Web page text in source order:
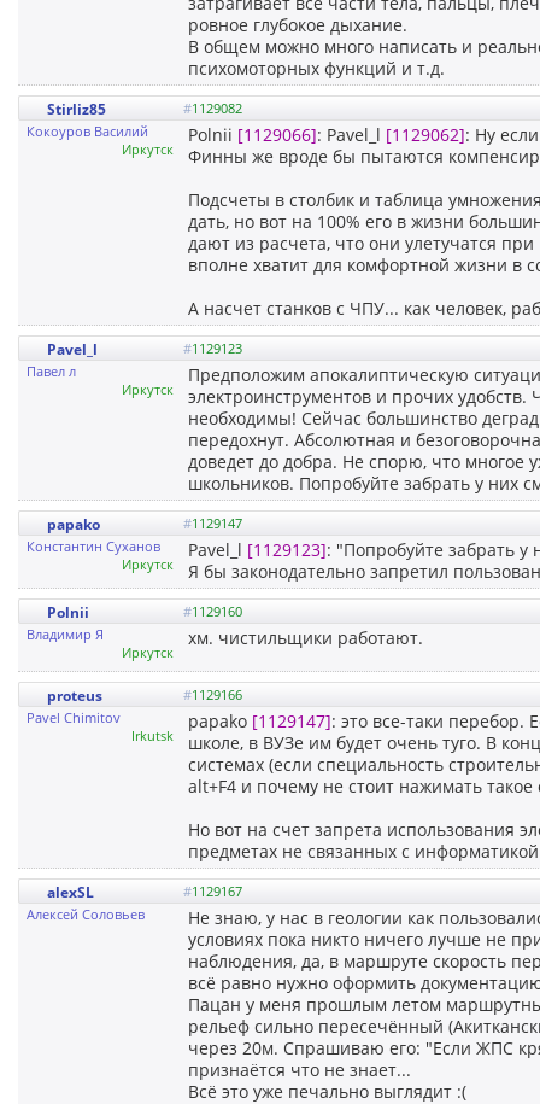
ровное глубокое дыхание.
В общем можно много написать и
психомоторных функций и т.д.
Stirliz85 #1129082
Кокоуров Василий
Иркутск
Polnii [1129066]: Pavel_l [1129062]: Ну
Финны же вроде бы пытаются
Подсчеты в столбик и таблица
дать, но вот на 100% его в жизни
дают из расчета, что они улетучатся
вполне хватит для комфортной жизни
А насчет станков с ЧПУ... как человек,
Pavel_l #1129123
Павел л
Иркутск
Предположим апокалиптическую
электроинструментов и прочих
необходимы! Сейчас большинство
передохнут. Абсолютная и
доведет до добра. Не спорю, что
школьников. Попробуйте забрать у них
papako #1129147
Константин Суханов
Иркутск
Pavel_l [1129123]: "Попробуйте забрать
Я бы законодательно запретил
Polnii #1129160
Владимир Я
Иркутск
хм. чистильщики работают.
proteus #1129166
Pavel Chimitov
Irkutsk
papako [1129147]: это все-таки
школе, в ВУЗе им будет очень туго. В
системах (если специальность
alt+F4 и почему не стоит нажимать
Но вот на счет запрета использования
предметах не связанных с
alexSL #1129167
Алексей Соловьев
Не знаю, у нас в геологии как
условиях пока никто ничего лучше не
наблюдения, да, в маршруте скорость
всё равно нужно оформить
Пацан у меня прошлым летом
рельеф сильно пересечённый
через 20м. Спрашиваю его: "Если ЖПС
признаётся что не знает...
Всё это уже печально выглядит :(